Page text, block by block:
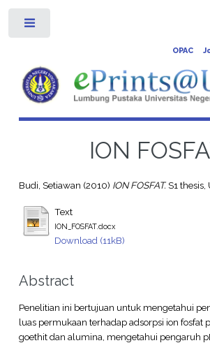
OPAC
ION
Budi, Setiawan (2010) ION FOSFAT.S1 thesis,
Text
ION_FOSFAT.docx
Download (11kB)
Abstract
Penelitian ini bertujuan untuk mengetahui
luas permukaan terhadap adsorpsi ion fosfat
goethit dan alumina, mengetahui pengaruh